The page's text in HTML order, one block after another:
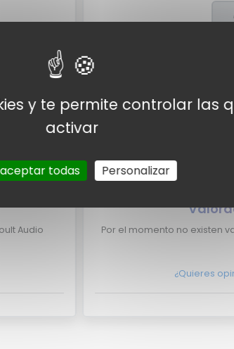
Audio
Audio
Por el momento no tenemos
¿Eres experto y quieres
No lo dudes más,
Por el momento no existen
¿Quieres
y te permite controlar las
activar
aceptar todas Personalizar